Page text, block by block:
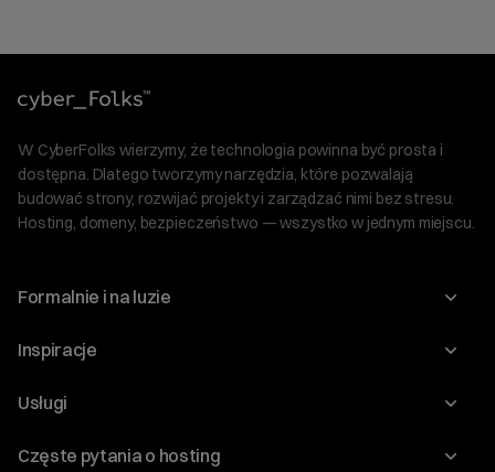
W CyberFolks wierzymy, że technologia powinna być prosta i
dostępna. Dlatego tworzymy narzędzia, które pozwalają
budować strony, rozwijać projekty i zarządzać nimi bez stresu.
Hosting, domeny, bezpieczeństwo — wszystko w jednym miejscu.
Formalnie i na luzie
O nas
Program Korzyści dla Inwestorów
Regulaminy i specyfikacje
Inspiracje
Blog
Usługi
Domeny
Częste pytania o hosting